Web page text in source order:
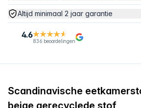
Altijd minimaal 2 jaar garantie
4.6
836 beoordelingen
Scandinavische
beige gerecyclede stof